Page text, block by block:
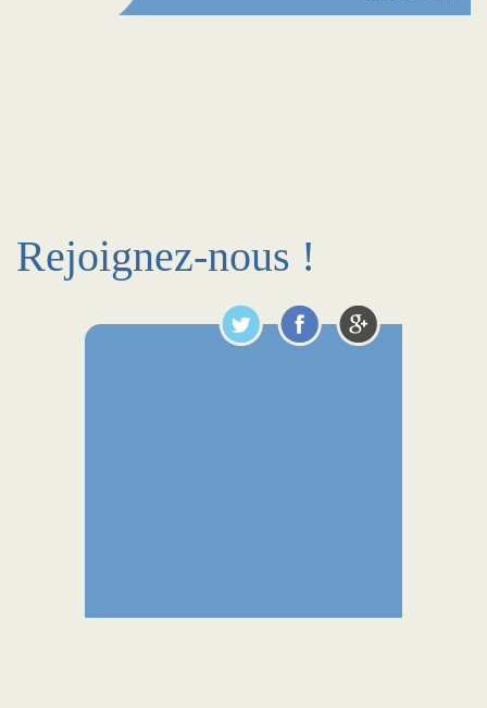
Rejoignez-nous !